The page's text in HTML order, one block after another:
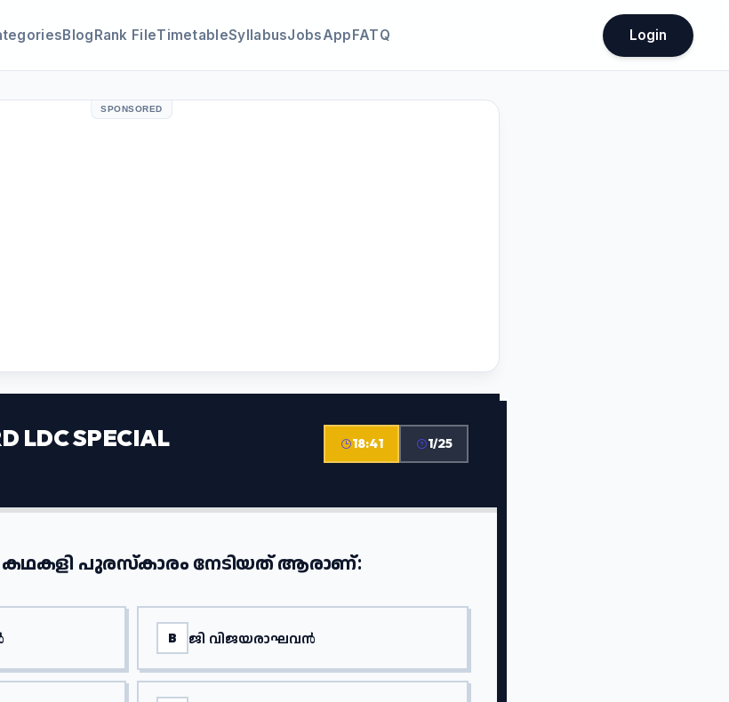
BlogRank FileTimetableSyllabusJobsAppFATQ Login
SPONSORED
LDC SPECIAL 18:41 1/25
കഥകളി പുരസ്കാരം നേടിയത് ആരാണ്:
B ജി വിജയരാഘവൻ